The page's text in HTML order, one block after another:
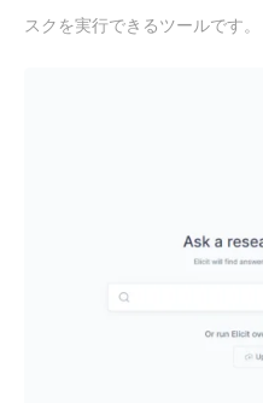
スクを実行できるツールです。